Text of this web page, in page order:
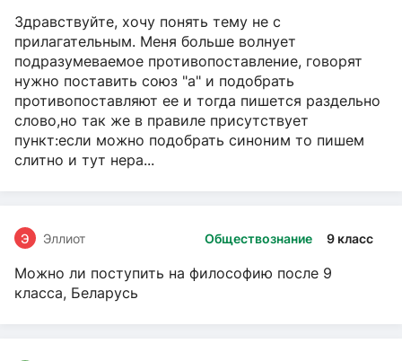
Здравствуйте, хочу понять тему не с
прилагательным. Меня больше волнует
подразумеваемое противопоставление, говорят
нужно поставить союз "а" и подобрать
противопоставляют ее и тогда пишется раздельно
слово,но так же в правиле присутствует
пункт:если можно подобрать синоним то пишем
слитно и тут нера...
Обществознание 9 класс
Э Эллиот
Можно ли поступить на философию после 9
класса, Беларусь